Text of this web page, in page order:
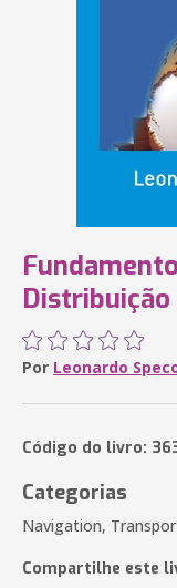
Por Leonardo
Código do livro:
Categorias
Navigation,
Compartilhe este